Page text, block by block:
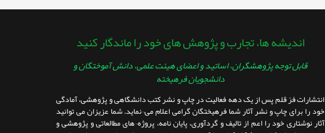
اندیشه ها، تجارب و پژوهش های خود را ماندگار کنید
قابل توجه پژوهشگران، اساتید و اعضای هیئت علمی، دانش آموختگان و
دانشجویان فرهیخته
انتشارات فرّ قلم پس از یک دهه فعالیت در چاپ و نشر کتب دانشگاهی و پژوهشی، آمادگی
خود را برای چاپ و نشر آثار شما فرهیختگان گرامی اعلام می¬نماید. شما عزیزان می توانید
آثار نوشتاری خود را اعم از تالیف و گردآوری، پایان نامه، پروژه¬های مطالعاتی و پژوهشی و